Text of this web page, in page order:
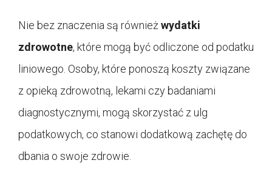
Nie bez znaczenia są równieżwydatki
zdrowotne, które mogą być odliczone od podatku
liniowego. Osoby, które ponoszą koszty związane
z opieką zdrowotną, lekami czy badaniami
diagnostycznymi, mogą skorzystać z ulg
podatkowych, co stanowi dodatkową zachętę do
dbania o swoje zdrowie.